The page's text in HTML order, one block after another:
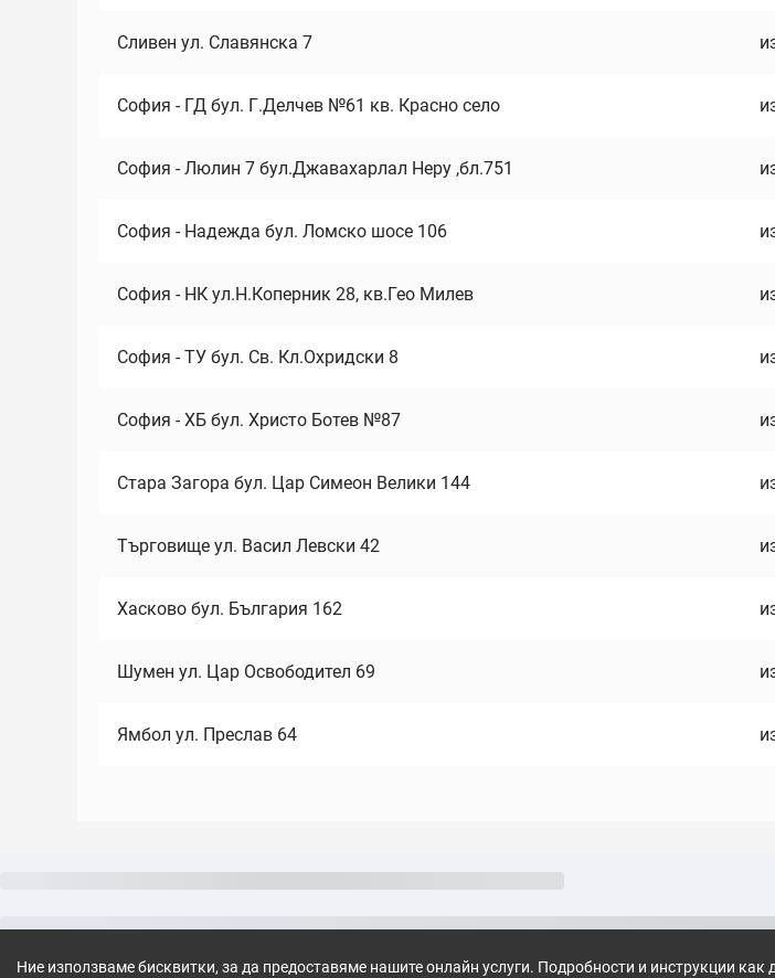
Сливен ул. Славянска 7
София - ГД бул. Г.Делчев №61 кв. Красно село
София - Люлин 7 бул.Джавахарлал Неру ,бл.751
София - Надежда бул. Ломско шосе 106
София - НК ул.Н.Коперник 28, кв.Гео Милев
София - ТУ бул. Св. Кл.Охридски 8
София - ХБ бул. Христо Ботев №87
Стара Загора бул. Цар Симеон Велики 144
Търговище ул. Васил Левски 42
Хасково бул. България 162
Шумен ул. Цар Освободител 69
Ямбол ул. Преслав 64
Ние използваме бисквитки, за да предоставяме нашите онлайн услуги. Подробности и инструкции как